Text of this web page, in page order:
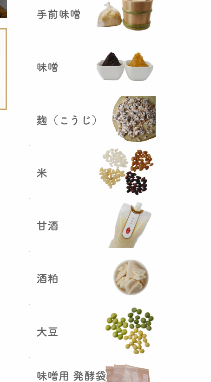
お米5kg貯蔵用アルミ袋が完
成しました！完全オリジナルで特
別な仕様でお米の美味しさをその
ままキープ！酸化防止と長期保存
を可能にしました！
山形さくらんぼ甘酒ゼリー発売
山形のさくらんぼをペーストにし
て、当店の生甘酒と合わせフレッ
シュな酸味の効いたさくらんぼ甘
が出来まし
た。
おたまやジャン 辛味噌発売！
5つの素材だけで出来た辛味
おたまやジャ
』が登場しました！そのままで
も、薬味や調味料を足しても利用